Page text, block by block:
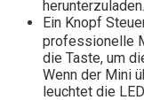
Ein Knopf
professionelle
die Taste, um
Wenn der Mini
leuchtet die